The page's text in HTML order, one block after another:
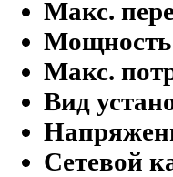
Макс.
Мощность
Макс.
Вид
Сетевой